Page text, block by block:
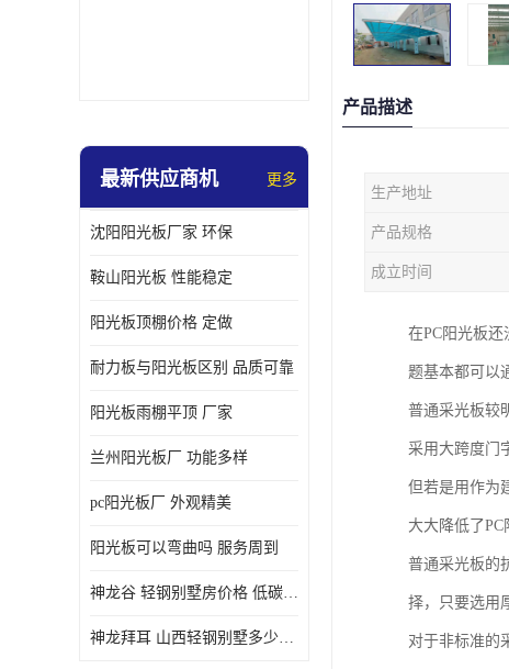
最新供应商机 更多
沈阳阳光板厂家 环保
鞍山阳光板 性能稳定
阳光板顶棚价格 定做
耐力板与阳光板区别 品质可靠
阳光板雨棚平顶 厂家
兰州阳光板厂 功能多样
pc阳光板厂 外观精美
阳光板可以弯曲吗 服务周到
神龙谷 轻钢别墅房价格 低碳环保
神龙拜耳 山西轻钢别墅多少钱 施工快捷
产品描述
生产地址
产品规格
成立时间
在PC阳光板
题基本都可以
普通采光板较
采用大跨度门
但若是用作为
大大降低了PC
普通采光板的
择，只要选用
对于非标准的